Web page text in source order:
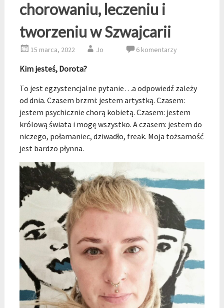
chorowaniu, leczeniu i
tworzeniu w Szwajcarii
15 marca, 2022 Jo 6 komentarzy
Kim jesteś, Dorota?
To jest egzystencjalne pytanie…a odpowiedź zależy
od dnia. Czasem brzmi: jestem artystką. Czasem:
jestem psychicznie chorą kobietą. Czasem: jestem
królową świata i mogę wszystko. A czasem: jestem do
niczego, połamaniec, dziwadło, freak. Moja tożsamość
jest bardzo płynna.